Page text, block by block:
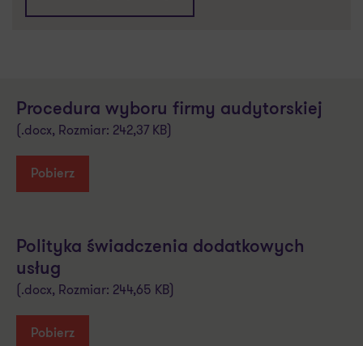
Procedura wyboru firmy audytorskiej
(.docx, Rozmiar: 242,37 KB)
Pobierz
Polityka świadczenia dodatkowych
usług
(.docx, Rozmiar: 244,65 KB)
Pobierz